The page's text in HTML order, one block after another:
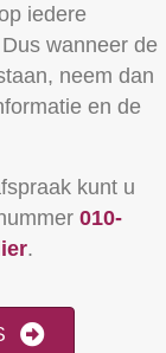
iedere
wanneer de
neem dan
en de
kunt u
010-
.